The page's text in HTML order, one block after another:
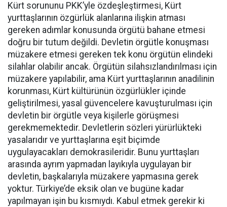
Kürt sorununu PKK’yle özdeşleştirmesi, Kürt
yurttaşlarının özgürlük alanlarına ilişkin atması
gereken adımlar konusunda örgütü bahane etmesi
doğru bir tutum değildi. Devletin örgütle konuşması
müzakere etmesi gereken tek konu örgütün elindeki
silahlar olabilir ancak. Örgütün silahsızlandırılması için
müzakere yapılabilir, ama Kürt yurttaşlarının anadilinin
korunması, Kürt kültürünün özgürlükler içinde
geliştirilmesi, yasal güvencelere kavuşturulması için
devletin bir örgütle veya kişilerle görüşmesi
gerekmemektedir. Devletlerin sözleri yürürlükteki
yasalarıdır ve yurttaşlarına eşit biçimde
uygulayacakları demokrasileridir. Bunu yurttaşları
arasında ayrım yapmadan layıkıyla uygulayan bir
devletin, başkalarıyla müzakere yapmasına gerek
yoktur. Türkiye’de eksik olan ve bugüne kadar
yapılmayan işin bu kısmıydı. Kabul etmek gerekir ki